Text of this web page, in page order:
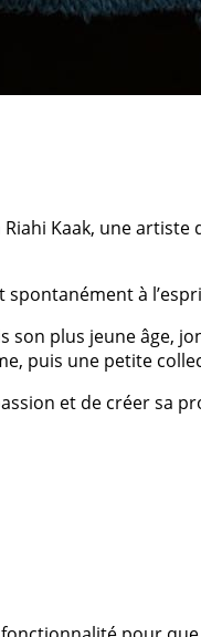
Riahi Kaak, une
spontanément à
son plus jeune âge,
puis une petite
et de créer sa